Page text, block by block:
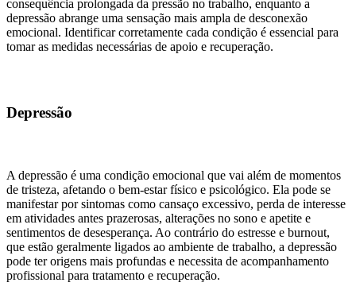
consequência prolongada da pressão no trabalho, enquanto a
depressão abrange uma sensação mais ampla de desconexão
emocional. Identificar corretamente cada condição é essencial para
tomar as medidas necessárias de apoio e recuperação.
Depressão
A depressão é uma condição emocional que vai além de momentos
de tristeza, afetando o bem-estar físico e psicológico. Ela pode se
manifestar por sintomas como cansaço excessivo, perda de interesse
em atividades antes prazerosas, alterações no sono e apetite e
sentimentos de desesperança. Ao contrário do estresse e burnout,
que estão geralmente ligados ao ambiente de trabalho, a depressão
pode ter origens mais profundas e necessita de acompanhamento
profissional para tratamento e recuperação.